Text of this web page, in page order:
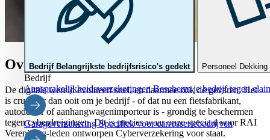
Bedrijf Belangrijkste bedrijfsrisico's gedekt Personeel
Bedrijf
AansprakelijkheidsverzekeringenBescherm je bedrijf tegen
GarageverzekeringSpecifiek voor carrosseriebedrijven
Over de cyberverzekering
De digitale wereld evolueert snel, en daarmee ook de gevaren. Het
is crucialer dan ooit om je bedrijf - of dat nu een fietsfabrikant,
autodealer of aanhangwagenimporteur is - grondig te beschermen
tegen cyberdreigingen. Dit is precies waar onze speciaal voor RAI
Vereniging-leden ontworpen Cyberverzekering voor staat.